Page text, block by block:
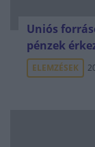
Uniós
pénzek
ELEMZÉSEK